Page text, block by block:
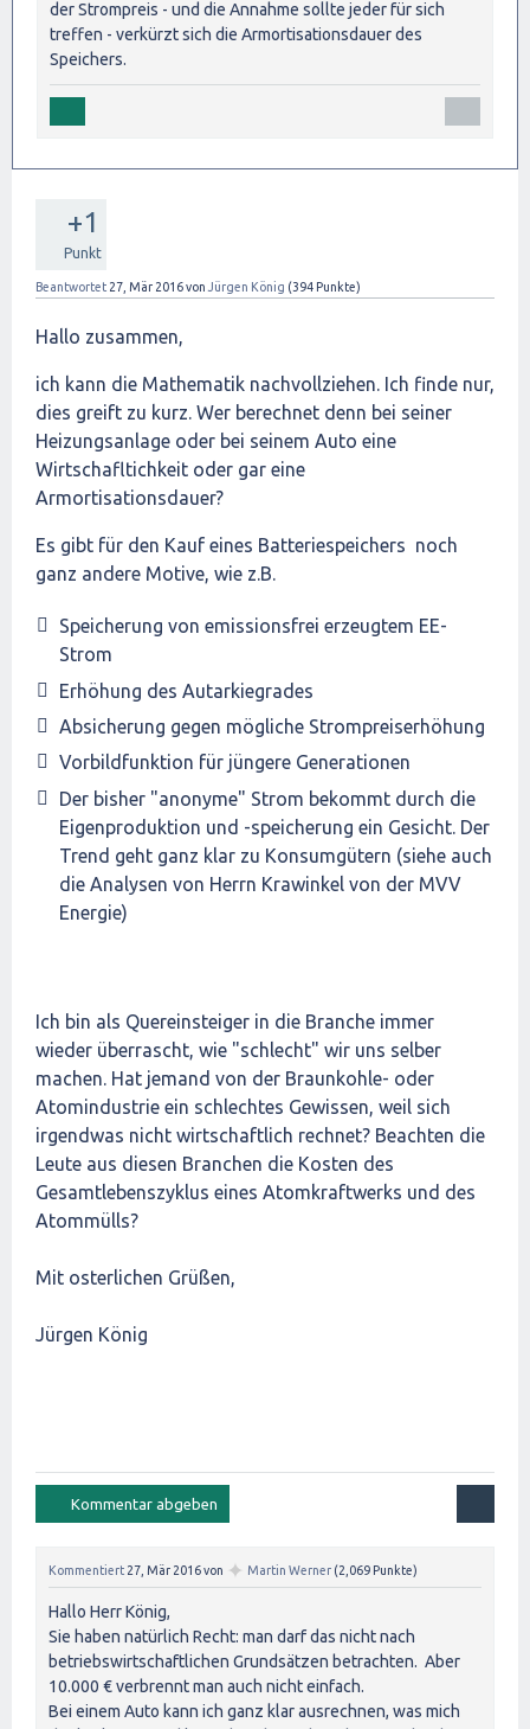
der Strompreis - und die Annahme sollte jeder für sich
treffen - verkürzt sich die Armortisationsdauer des
Speichers.
+1
Punkt
Beantwortet 27, Mär 2016von Jürgen König (394 Punkte)
Hallo zusammen,
ich kann die Mathematik nachvollziehen. Ich finde nur,
dies greift zu kurz. Wer berechnet denn bei seiner
Heizungsanlage oder bei seinem Auto eine
Wirtschafltichkeit oder gar eine
Armortisationsdauer?
Es gibt für den Kauf eines Batteriespeichers noch
ganz andere Motive, wie z.B.
Speicherung von emissionsfrei erzeugtem EE-
Strom
Erhöhung des Autarkiegrades
Absicherung gegen mögliche Strompreiserhöhung
Vorbildfunktion für jüngere Generationen
Der bisher "anonyme" Strom bekommt durch die
Eigenproduktion und -speicherung ein Gesicht. Der
Trend geht ganz klar zu Konsumgütern (siehe auch
die Analysen von Herrn Krawinkel von der MVV
Energie)
Ich bin als Quereinsteiger in die Branche immer
wieder überrascht, wie "schlecht" wir uns selber
machen. Hat jemand von der Braunkohle- oder
Atomindustrie ein schlechtes Gewissen, weil sich
irgendwas nicht wirtschaftlich rechnet? Beachten die
Leute aus diesen Branchen die Kosten des
Gesamtlebenszyklus eines Atomkraftwerks und des
Atommülls?
Mit osterlichen Grüßen,
Jürgen König
Kommentiert 27, Mär 2016von ✦ Martin Werner (2,069 Punkte)
Hallo Herr König,
Sie haben natürlich Recht: man darf das nicht nach
betriebswirtschaftlichen Grundsätzen betrachten. Aber
10.000 € verbrennt man auch nicht einfach.
Bei einem Auto kann ich ganz klar ausrechnen, was mich